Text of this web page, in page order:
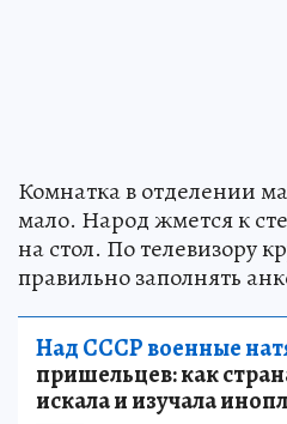
Комнатка в отделении
мало. Народ жмется к
на стол. По телевизору
правильно заполнять
Над СССР военные
пришельцев: как
искала и изучала